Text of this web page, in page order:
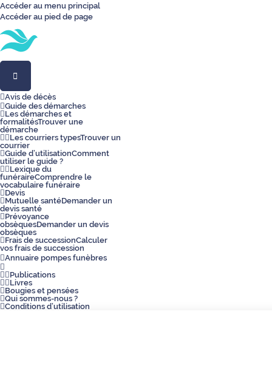
Accéder au menu principal
Accéder au pied de page
Toggle
navigation
Avis de décès
Guide des démarches
Les démarches et
formalitésTrouver une
démarche
Les courriers typesTrouver un
courrier
Guide d’utilisationComment
utiliser le guide ?
Lexique du
funéraireComprendre le
vocabulaire funéraire
Devis
Mutuelle santéDemander un
devis santé
Prévoyance
obsèquesDemander un devis
obsèques
Frais de successionCalculer
vos frais de succession
Annuaire pompes funèbres
Publications
Livres
Bougies et pensées
Qui sommes-nous ?
Conditions d’utilisation